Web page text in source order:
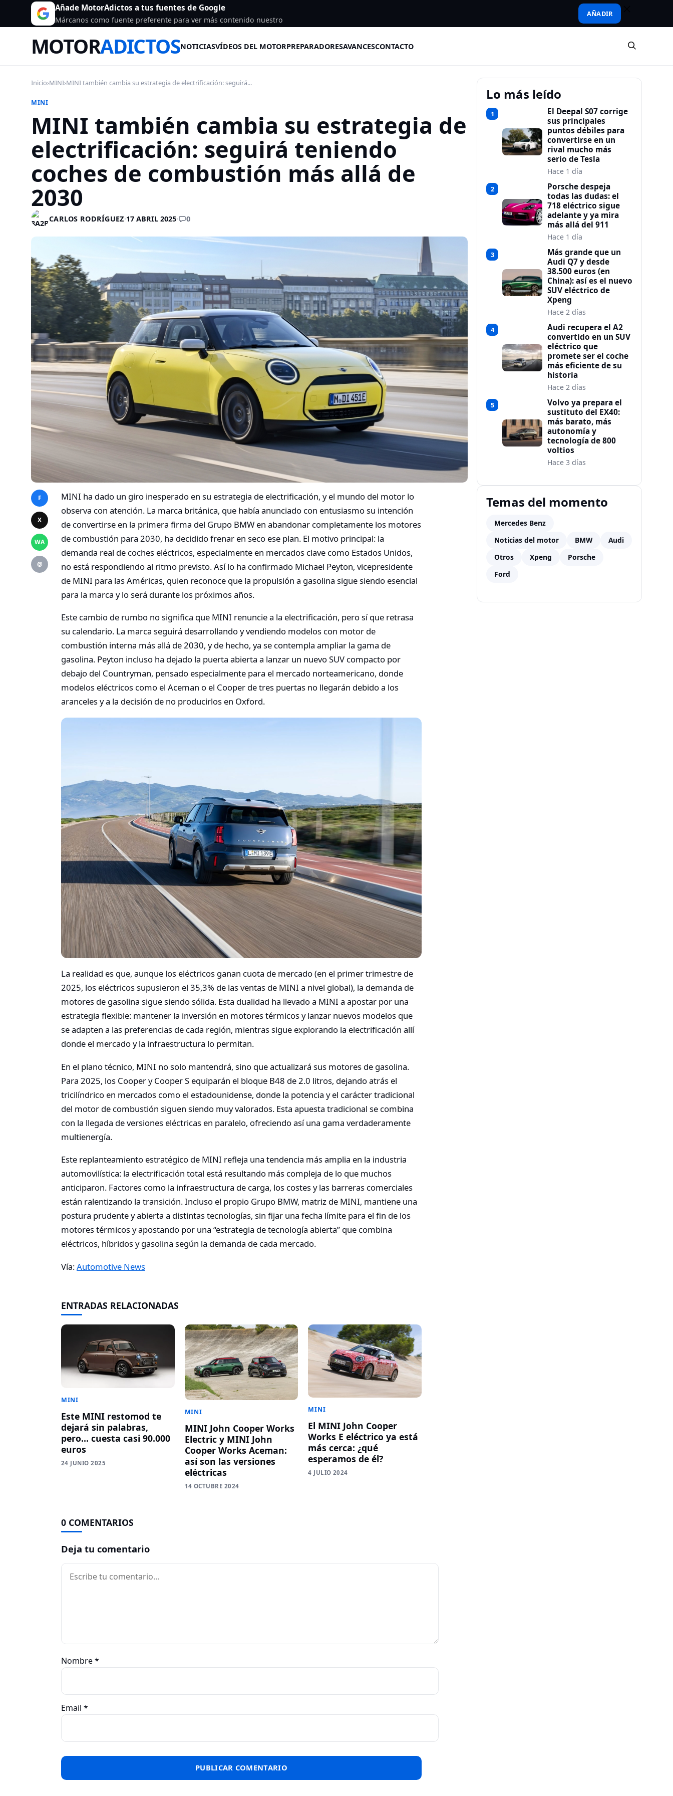
Añade MotorAdictos a tus fuentes de Google
Márcanos como fuente preferente para ver más contenido nuestro
AÑADIR
MOTORADICTOSNOTICIASVÍDEOS DEL MOTORPREPARADORESAVANCESCONTACTO
Inicio›MINI›MINI también cambia su estrategia de electrificación: seguirá...
MINI
MINI también cambia su estrategia de
electrificación: seguirá teniendo
coches de combustión más allá de
2030
CARLOS RODRÍGUEZ·17 ABRIL 2025· 0
F
X
WA
@
MINI ha dado un giro inesperado en su estrategia de electrificación, y el mundo del motor lo
observa con atención. La marca británica, que había anunciado con entusiasmo su intención
de convertirse en la primera firma del Grupo BMW en abandonar completamente los motores
de combustión para 2030, ha decidido frenar en seco ese plan. El motivo principal: la
demanda real de coches eléctricos, especialmente en mercados clave como Estados Unidos,
no está respondiendo al ritmo previsto. Así lo ha confirmado Michael Peyton, vicepresidente
de MINI para las Américas, quien reconoce que la propulsión a gasolina sigue siendo esencial
para la marca y lo será durante los próximos años.
Este cambio de rumbo no significa que MINI renuncie a la electrificación, pero sí que retrasa
su calendario. La marca seguirá desarrollando y vendiendo modelos con motor de
combustión interna más allá de 2030, y de hecho, ya se contempla ampliar la gama de
gasolina. Peyton incluso ha dejado la puerta abierta a lanzar un nuevo SUV compacto por
debajo del Countryman, pensado especialmente para el mercado norteamericano, donde
modelos eléctricos como el Aceman o el Cooper de tres puertas no llegarán debido a los
aranceles y a la decisión de no producirlos en Oxford.
La realidad es que, aunque los eléctricos ganan cuota de mercado (en el primer trimestre de
2025, los eléctricos supusieron el 35,3% de las ventas de MINI a nivel global), la demanda de
motores de gasolina sigue siendo sólida. Esta dualidad ha llevado a MINI a apostar por una
estrategia flexible: mantener la inversión en motores térmicos y lanzar nuevos modelos que
se adapten a las preferencias de cada región, mientras sigue explorando la electrificación allí
donde el mercado y la infraestructura lo permitan.
En el plano técnico, MINI no solo mantendrá, sino que actualizará sus motores de gasolina.
Para 2025, los Cooper y Cooper S equiparán el bloque B48 de 2.0 litros, dejando atrás el
tricilíndrico en mercados como el estadounidense, donde la potencia y el carácter tradicional
del motor de combustión siguen siendo muy valorados. Esta apuesta tradicional se combina
con la llegada de versiones eléctricas en paralelo, ofreciendo así una gama verdaderamente
multienergía.
Este replanteamiento estratégico de MINI refleja una tendencia más amplia en la industria
automovilística: la electrificación total está resultando más compleja de lo que muchos
anticiparon. Factores como la infraestructura de carga, los costes y las barreras comerciales
están ralentizando la transición. Incluso el propio Grupo BMW, matriz de MINI, mantiene una
postura prudente y abierta a distintas tecnologías, sin fijar una fecha límite para el fin de los
motores térmicos y apostando por una “estrategia de tecnología abierta” que combina
eléctricos, híbridos y gasolina según la demanda de cada mercado.
Vía:Automotive News
ENTRADAS RELACIONADAS
MINI
Este MINI restomod te
dejará sin palabras,
pero… cuesta casi 90.000
euros
24 JUNIO 2025
MINI
MINI John Cooper Works
Electric y MINI John
Cooper Works Aceman:
así son las versiones
eléctricas
14 OCTUBRE 2024
MINI
El MINI John Cooper
Works E eléctrico ya está
más cerca: ¿qué
esperamos de él?
4 JULIO 2024
0 COMENTARIOS
Deja tu comentario
Comentario
Nombre*
Email *
Lo más leído
1
El Deepal S07 corrige
sus principales
puntos débiles para
convertirse en un
rival mucho más
serio de Tesla
Hace 1 día
2
Porsche despeja
todas las dudas: el
718 eléctrico sigue
adelante y ya mira
más allá del 911
Hace 1 día
3
Más grande que un
Audi Q7 y desde
38.500 euros (en
China): así es el nuevo
SUV eléctrico de
Xpeng
Hace 2 días
4
Audi recupera el A2
convertido en un SUV
eléctrico que
promete ser el coche
más eficiente de su
historia
Hace 2 días
5
Volvo ya prepara el
sustituto del EX40:
más barato, más
autonomía y
tecnología de 800
voltios
Hace 3 días
Temas del momento
Mercedes Benz
Noticias del motor
BMW
Audi
Otros
Xpeng
Porsche
Ford